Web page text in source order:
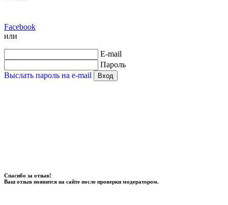
Facebook
или
E-mail
Пароль
Выслать пароль на e-mail
Вход
Спасибо за отзыв!
Ваш отзыв появится на сайте после проверки модератором.